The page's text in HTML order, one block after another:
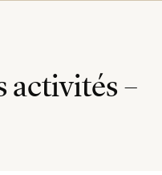
activités –